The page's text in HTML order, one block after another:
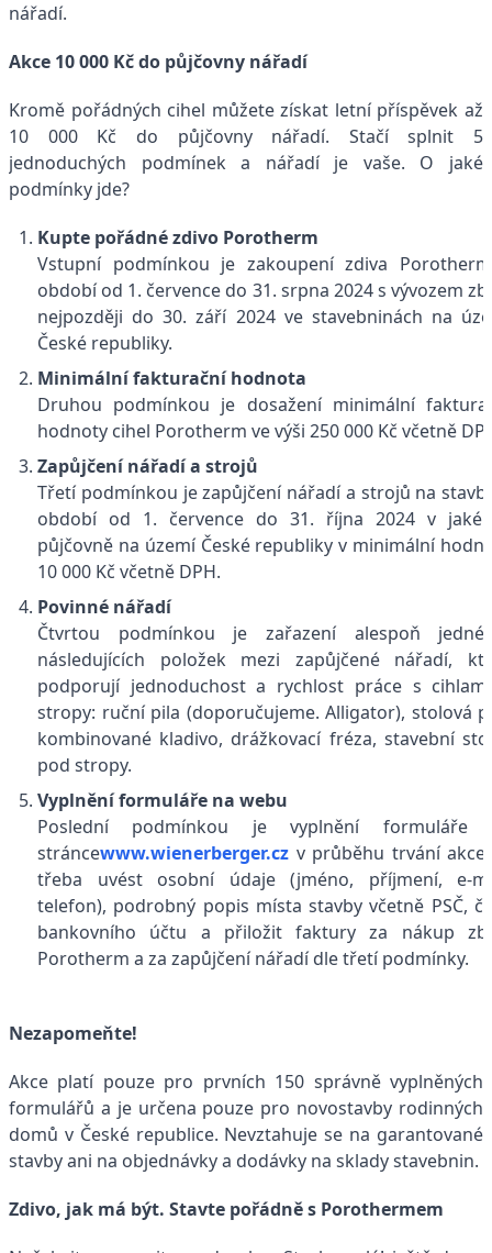
nářadí.
Akce 10 000 Kč do půjčovny nářadí
Kromě pořádných cihel můžete získat letní příspěvek až
10 000 Kč do půjčovny nářadí. Stačí splnit 5
jednoduchých podmínek a nářadí je vaše. O jaké
podmínky jde?
Kupte pořádné zdivo Porotherm
Vstupní podmínkou je zakoupení zdiva
období od 1. července do 31. srpna 2024 s vývozem
nejpozději do 30. září 2024 ve stavebninách na
České republiky.
Minimální fakturační hodnota
Druhou podmínkou je dosažení minimální
hodnoty cihel Porotherm ve výši 250 000 Kč včetně
Zapůjčení nářadí a strojů
Třetí podmínkou je zapůjčení nářadí a strojů na
období od 1. července do 31. října 2024 v
půjčovně na území České republiky v minimální
10 000 Kč včetně DPH.
Povinné nářadí
Čtvrtou podmínkou je zařazení alespoň
následujících položek mezi zapůjčené nářadí,
podporují jednoduchost a rychlost práce s
stropy: ruční pila (doporučujeme. Alligator), stolová
kombinované kladivo, drážkovací fréza, stavební
pod stropy.
Vyplnění formuláře na webu
Poslední podmínkou je vyplnění formuláře
stráncewww.wienerberger.cz v průběhu trvání akce.
třeba uvést osobní údaje (jméno, příjmení, e-
telefon), podrobný popis místa stavby včetně PSČ,
bankovního účtu a přiložit faktury za nákup
Porotherm a za zapůjčení nářadí dle třetí podmínky.
Nezapomeňte!
Akce platí pouze pro prvních 150 správně vyplněných
formulářů a je určena pouze pro novostavby rodinných
domů v České republice. Nevztahuje se na garantované
stavby ani na objednávky a dodávky na sklady stavebnin.
Zdivo, jak má být. Stavte pořádně s Porothermem